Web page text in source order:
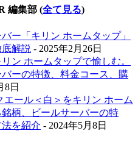
編集部 (全て見る)
ー「キリン ホームタップ」
解説 - 2025年2月26日
ン ホームタップで愉しむ。
ーの特徴、料金コース、購
8日
エール＜白＞をキリン ホーム
柄、ビールサーバーの特
を紹介 - 2024年5月8日